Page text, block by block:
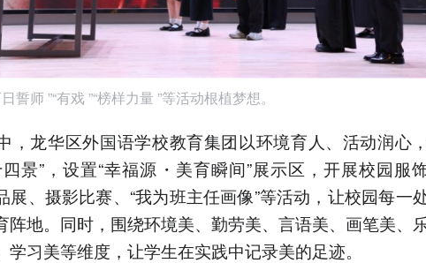
誓师 ”“有戏 ”“榜样力量 ”等活动根植梦想。
，龙华区外国语学校教育集团以环境育人、活动润心
景”，设置“幸福源・美育瞬间”展示区，开展校园服
展、摄影比赛、“我为班主任画像”等活动，让校园每一
阵地。同时，围绕环境美、勤劳美、言语美、画笔美、
学习美等维度，让学生在实践中记录美的足迹。